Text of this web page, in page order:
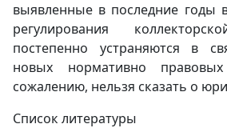
выявленные в последние годы
регулирования
постепенно устраняются в
новых нормативно
сожалению, нельзя сказать о
Список литературы